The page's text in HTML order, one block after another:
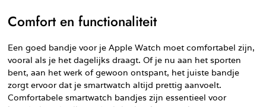
Comfort en functionaliteit
Een goed bandje voor je Apple Watch moet comfortabel zijn,
vooral als je het dagelijks draagt. Of je nu aan het sporten
bent, aan het werk of gewoon ontspant, het juiste bandje
zorgt ervoor dat je smartwatch altijd prettig aanvoelt.
Comfortabele smartwatch bandjes zijn essentieel voor